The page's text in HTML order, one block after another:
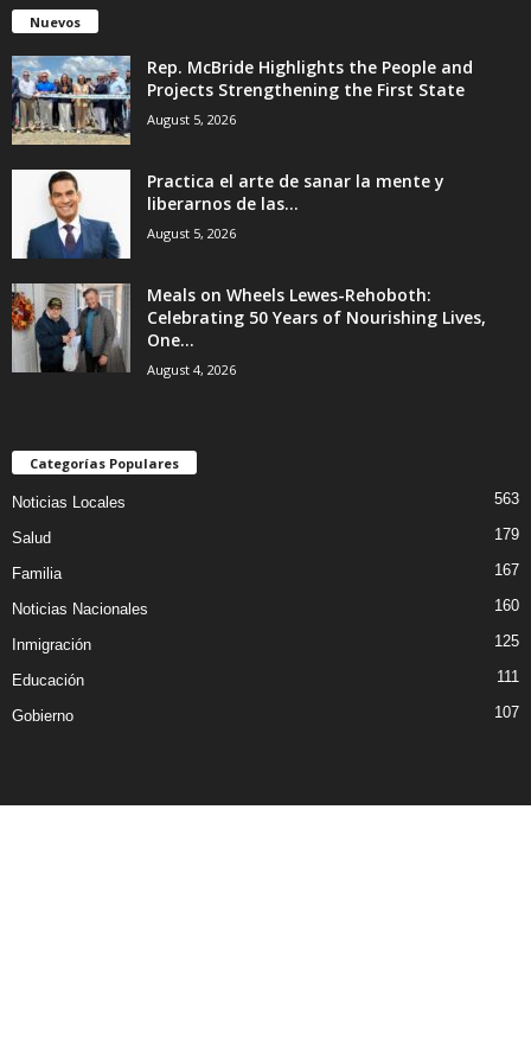
Nuevos
Rep. McBride Highlights the People and
Projects Strengthening the First State
August 5, 2026
Practica el arte de sanar la mente y
liberarnos de las...
August 5, 2026
Meals on Wheels Lewes-Rehoboth:
Celebrating 50 Years of Nourishing Lives,
One...
August 4, 2026
Categorías Populares
Noticias Locales 563
Salud 179
Familia 167
Noticias Nacionales 160
Inmigración 125
Educación 111
Gobierno 107